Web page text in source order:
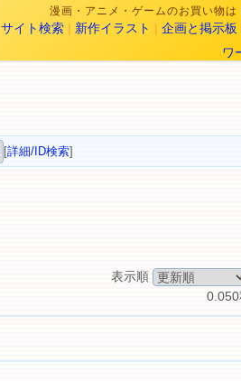
漫画・アニメ・ゲームのお買い物は
サイト検索 | 新作イラスト | 企画と掲示板
ワ
[詳細/ID検索]
表示順